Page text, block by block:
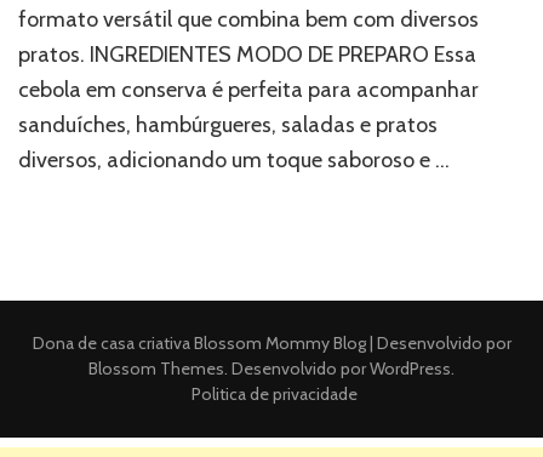
formato versátil que combina bem com diversos
pratos. INGREDIENTES MODO DE PREPARO Essa
cebola em conserva é perfeita para acompanhar
sanduíches, hambúrgueres, saladas e pratos
diversos, adicionando um toque saboroso e …
Dona de casa criativaBlossom Mommy Blog | Desenvolvido por
Blossom Themes. Desenvolvido porWordPress.
Politica de privacidade